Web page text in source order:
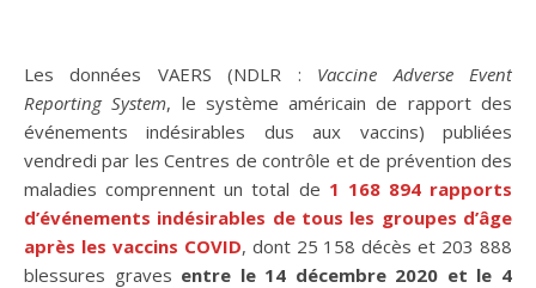
Les données VAERS (NDLR : Vaccine Adverse Event
Reporting System, le système américain de rapport des
événements indésirables dus aux vaccins) publiées
vendredi par les Centres de contrôle et de prévention des
maladies comprennent un total de 1 168 894 rapports
d’événements indésirables de tous les groupes d’âge
après les vaccins COVID, dont 25 158 décès et 203 888
blessures graves entre le 14 décembre 2020 et le 4